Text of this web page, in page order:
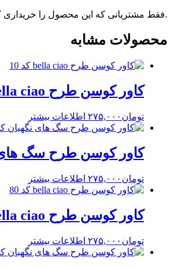
.فقط مشتریانی که این محصول را خریداری
محصولات مشابه
کاور کوسن طرح bella ciao کد 10
تومان ۲۷۵,۰۰۰ اطلاعات بیشتر
کاور کوسن طرح سگ های
تومان ۲۷۵,۰۰۰ اطلاعات بیشتر
کاور کوسن طرح bella ciao کد 80
تومان ۲۷۵,۰۰۰ اطلاعات بیشتر